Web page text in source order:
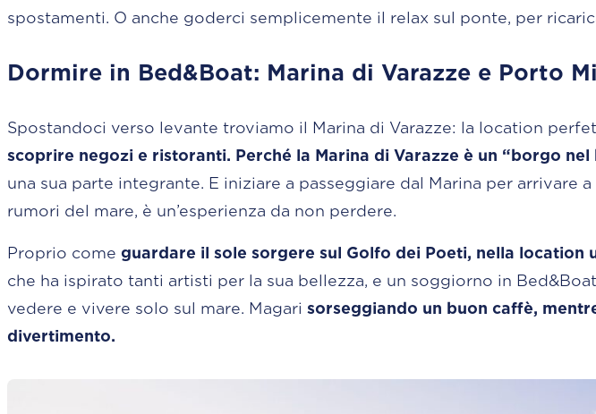
spostamenti. O anche goderci semplicemente il relax sul ponte, per
Dormire in Bed&Boat: Marina di Varazze e Porto
Spostandoci verso levante troviamo il Marina di Varazze: la location
scoprire negozi e ristoranti. Perché la Marina di Varazze è un “borgo nel
una sua parte integrante. E iniziare a passeggiare dal Marina per
rumori del mare, è un’esperienza da non perdere.
Proprio come guardare il sole sorgere sul Golfo dei Poeti, nella location
che ha ispirato tanti artisti per la sua bellezza, e un soggiorno in
vedere e vivere solo sul mare. Magari sorseggiando un buon caffè,
divertimento.